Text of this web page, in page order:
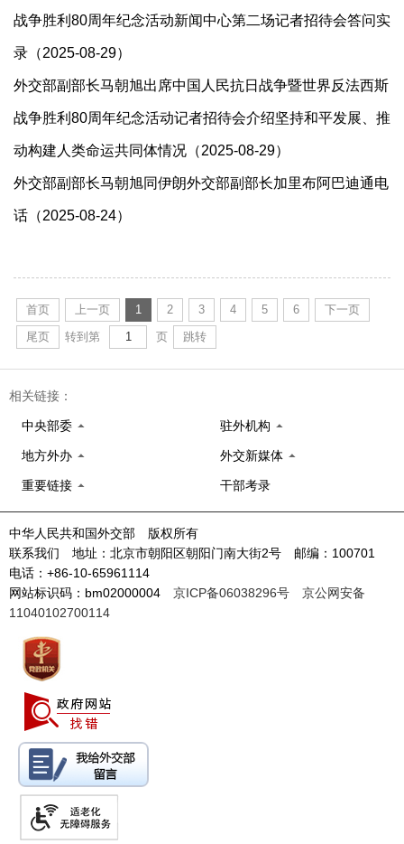
战争胜利80周年纪念活动新闻中心第二场记者招待会答问实
录（2025-08-29）
外交部副部长马朝旭出席中国人民抗日战争暨世界反法西斯
战争胜利80周年纪念活动记者招待会介绍坚持和平发展、推
动构建人类命运共同体情况（2025-08-29）
外交部副部长马朝旭同伊朗外交部副部长加里布阿巴迪通电
话（2025-08-24）
首页 上一页 1 2 3 4 5 6
下一页
尾页
转到第 页 跳转
相关链接：
中央部委 驻外机构
地方外办 外交新媒体
重要链接 干部考录
中华人民共和国外交部 版权所有
联系我们 地址：北京市朝阳区朝阳门南大街2号 邮编：100701
电话：+86-10-65961114
网站标识码：bm02000004 京ICP备06038296号
京公网安备
11040102700114